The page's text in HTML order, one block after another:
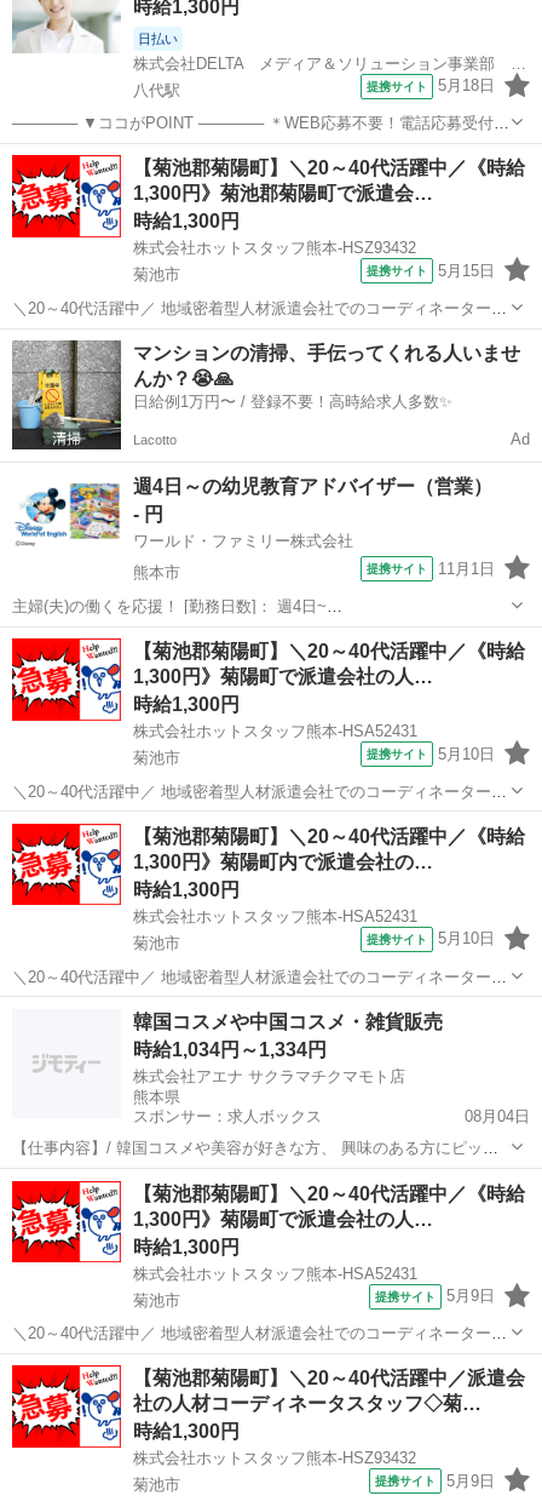
積書の作成 ・自社...時給1,300円
日払い
八代駅
提携サイト 5月18日
────── ▼ココがPOINT ────── ＊WEB応募不要！電話応募受付
中！ TEL：0965-45-9717(平日9時～18時) ＊定着率92％！創業100年
の老舗木材会社 ＊ノルマなし！残業すくなめです◎ ───...
熊本 八代市 八代駅 営業
【菊池郡菊陽町】＼20～40代活躍中／《時給
1,300円》菊池郡菊陽町で派遣会…
時給1,300円
株式会社ホットスタッフ熊本-HSZ93432
菊池市
提携サイト 5月15日
＼20～40代活躍中／ 地域密着型人材派遣会社でのコーディネーターを
募集します。 熊本県の菊陽町にオープンして11年になります。 現在、
営業スタッフ10名、事務員4名、コーディネーター1名で運営しており
ます。 同じ業務...
熊本 菊池市
マンションの清掃、手伝ってくれる人いませ
んか？😭🙏
日給例1万円〜 / 登録不要！高時給求人多数✨
Lacotto Ad
週4日～の幼児教育アドバイザー（営業）
- 円
ワールド・ファミリー株式会社
熊本市
提携サイト 11月1日
主婦(夫)の働くを応援！ [勤務日数]： 週4日~
10:00~17:00/10:00~16:00/10:00~15:00/09:30~14:00 [勤務地・最寄
駅]： 熊本県熊本市中央区 ※勤務エリア選択可 ワールド...
熊本 熊本市 営業
【菊池郡菊陽町】＼20～40代活躍中／《時給
1,300円》菊陽町で派遣会社の人…
時給1,300円
株式会社ホットスタッフ熊本-HSA52431
菊池市
提携サイト 5月10日
＼20～40代活躍中／ 地域密着型人材派遣会社でのコーディネーターを
募集します。 熊本県の菊陽町にオープンして11年になります。 現在、
営業スタッフ10名、事務員4名、コーディネーター1名で運営しており
ます。 同じ業務を行...
熊本 菊池市 営業
【菊池郡菊陽町】＼20～40代活躍中／《時給
1,300円》菊陽町内で派遣会社の…
時給1,300円
株式会社ホットスタッフ熊本-HSA52431
菊池市
提携サイト 5月10日
＼20～40代活躍中／ 地域密着型人材派遣会社でのコーディネーターを
募集します。 熊本県の菊陽町にオープンして11年になります。 現在、
営業スタッフ10名、事務員4名、コーディネーター1名で運営しており
ます。 同じ業務を行...
営業
韓国コスメや中国コスメ・雑貨販売
時給1,034円～1,334円
株式会社アエナ サクラマチクマモト店
熊本県
スポンサー：求人ボックス
08月04日
【仕事内容】/ 韓国コスメや美容が好きな方、 興味のある方にピッタ
リ! コスメや健康食品を 低価格で販売するオフプライスショップ 東京
や関東を中心に 関西・中部地方など全国にも展開中! 大人気のショッ
プが ついに熊本でも出店スター...
アルバイト・パート
【菊池郡菊陽町】＼20～40代活躍中／《時給
1,300円》菊陽町で派遣会社の人…
時給1,300円
株式会社ホットスタッフ熊本-HSA52431
菊池市
提携サイト 5月9日
＼20～40代活躍中／ 地域密着型人材派遣会社でのコーディネーターを
募集します。 熊本県の菊陽町にオープンして11年になります。 現在、
営業スタッフ10名、事務員4名、コーディネーター1名で運営しており
ます。 同じ業務を行...
熊本 菊池市 営業
【菊池郡菊陽町】＼20～40代活躍中／派遣会
社の人材コーディネータスタッフ◇菊…
時給1,300円
株式会社ホットスタッフ熊本-HSZ93432
菊池市
提携サイト 5月9日